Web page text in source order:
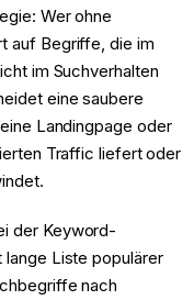
Wer ohne
auf Begriffe, die im
im Suchverhalten
eine saubere
Landingpage oder
Traffic liefert oder
der Keyword-
Liste populärer
nach